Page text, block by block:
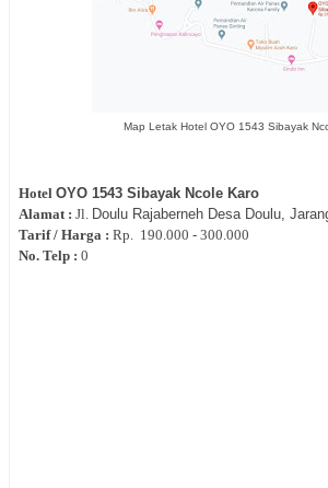
Map Letak Hotel OYO 1543 Sibayak
Hotel OYO 1543 Sibayak Ncole Karo
Alamat : Jl. Doulu Rajaberneh Desa Doulu,
Tarif / Harga : Rp. 190.000 - 300.000
No. Telp : 0